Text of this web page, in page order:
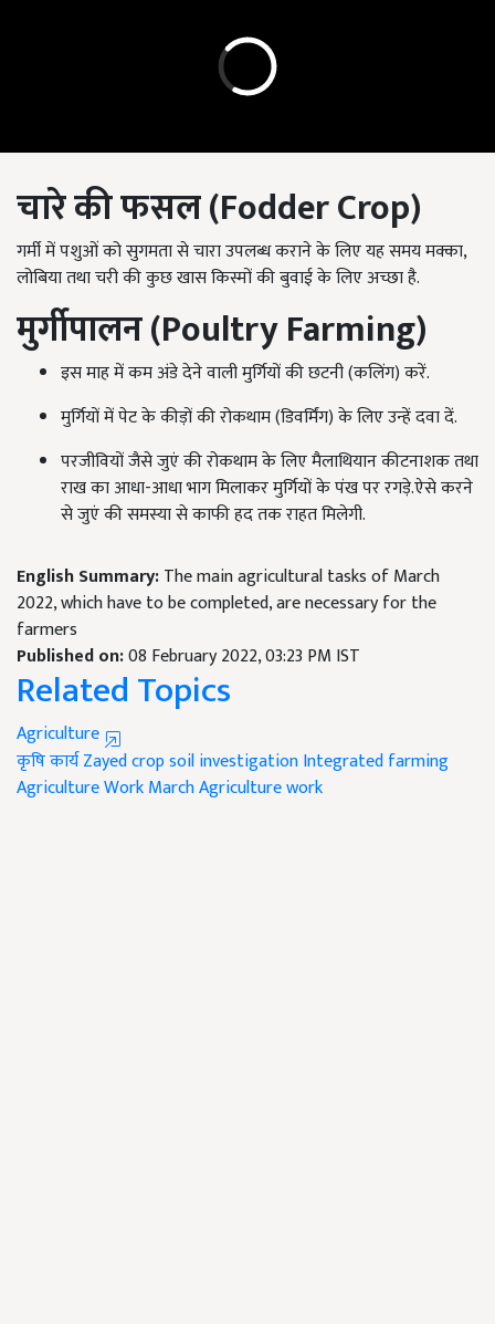
चारे की फसल (Fodder Crop)
गर्मी में पशुओं को सुगमता से चारा उपलब्ध कराने के लिए यह समय मक्का,
लोबिया तथा चरी की कुछ खास किस्मों की बुवाई के लिए अच्छा है.
मुर्गीपालन (Poultry Farming)
इस माह में कम अंडे देने वाली मुर्गियों की छटनी (कलिंग) करें.
मुर्गियों में पेट के कीड़ों की रोकथाम (डिवर्मिंग) के लिए उन्हें दवा दें.
परजीवियों जैसे जुएं की रोकथाम के लिए मैलाथियान कीटनाशक तथा
राख का आधा-आधा भाग मिलाकर मुर्गियों के पंख पर रगड़े.ऐसे करने
से जुएं की समस्या से काफी हद तक राहत मिलेगी.
English Summary:The main agricultural tasks of March
2022, which have to be completed, are necessary for the
farmers
Published on:08 February 2022, 03:23 PM IST
Related Topics
Agriculture
कृषि कार्यZayed cropsoil investigationIntegrated farming
Agriculture WorkMarch Agriculture work